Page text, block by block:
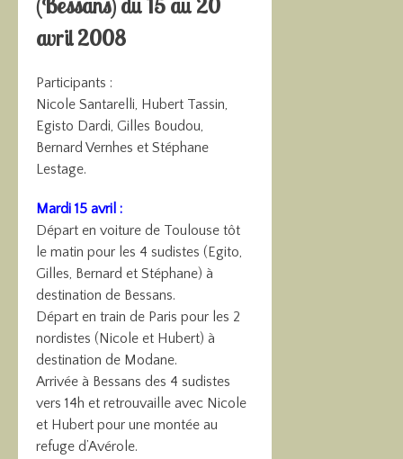
(Bessans) du 15 au 20
avril 2008
Participants :
Nicole Santarelli, Hubert Tassin,
Egisto Dardi, Gilles Boudou,
Bernard Vernhes et Stéphane
Lestage.
Mardi 15 avril :
Départ en voiture de Toulouse tôt
le matin pour les 4 sudistes (Egito,
Gilles, Bernard et Stéphane) à
destination de Bessans.
Départ en train de Paris pour les 2
nordistes (Nicole et Hubert) à
destination de Modane.
Arrivée à Bessans des 4 sudistes
vers 14h et retrouvaille avec Nicole
et Hubert pour une montée au
refuge d’Avérole.